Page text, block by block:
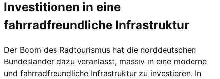
Investitionen in eine
fahrradfreundliche Infrastruktur
Der Boom des Radtourismus hat die norddeutschen
Bundesländer dazu veranlasst, massiv in eine moderne
und fahrradfreundliche Infrastruktur zu investieren. In